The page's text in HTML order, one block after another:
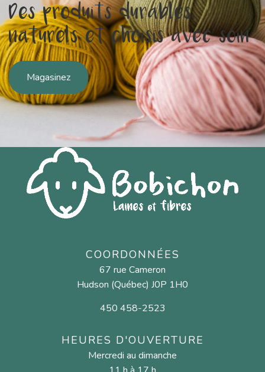
Des produits durables,
naturels et choisis avec soin
Magasinez
COORDONNÉES
67 rue Cameron
Hudson (Québec) J0P 1H0
450 458-2523
HEURES D'OUVERTURE
Mercredi au dimanche